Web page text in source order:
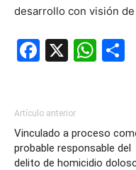
desarrollo con visión
Facebook
X
Artículo anterior
Vinculado a proceso
probable responsable del
delito de homicidio